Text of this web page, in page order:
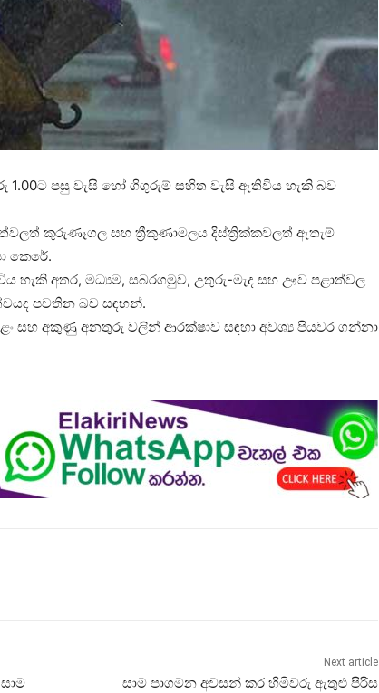
1.00ට පසු වැසි හෝ ගිගුරුම් සහිත වැසි ඇතිවිය හැකි බව
කුරුණෑගල සහ ත්‍රීකුණාමලය දිස්ත්‍රික්කවලත් ඇතැම්
කෙරේ.
හැකි අතර, මධ්‍යම, සබරගමුව, උතුරු-මැද සහ ඌව පළාත්වල
පවතින බව සඳහන්.
සහ අකුණු අනතුරු වලින් ආරක්ෂාව සඳහා අවශ්‍ය පියවර ගන්නා
Next article
සාම පාගමන අවසන් කර හිමිවරු ඇතුළු පිරිස